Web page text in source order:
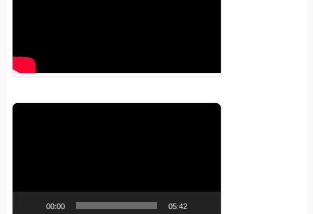
Pemutar
00:00 05:42